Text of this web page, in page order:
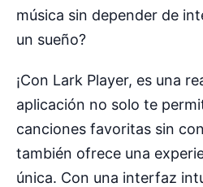
música sin depender de
un sueño?
¡Con Lark Player, es una
aplicación no solo te
canciones favoritas sin
también ofrece una
única. Con una interfaz